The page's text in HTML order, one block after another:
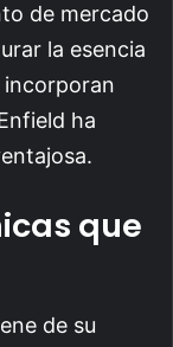
de mercado
la esencia
ha
que
de su